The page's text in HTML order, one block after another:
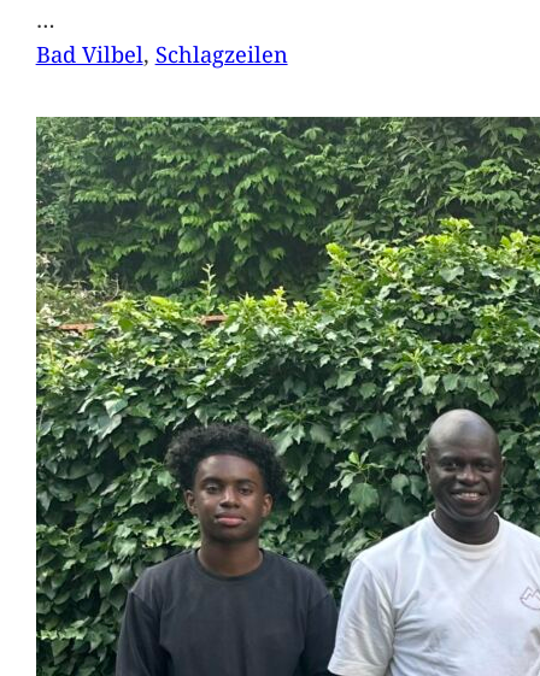
…
Bad Vilbel, Schlagzeilen